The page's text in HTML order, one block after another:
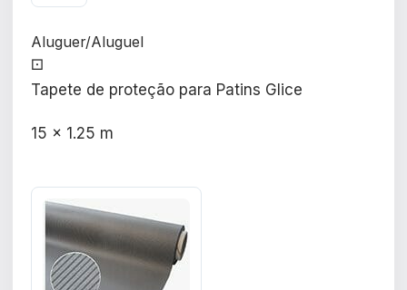
Aluguer/Aluguel
⚀
Tapete de proteção para Patins Glice
15 x 1.25 m